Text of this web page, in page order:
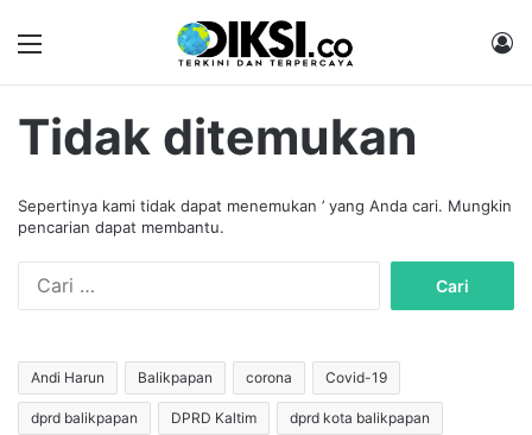
Tidak ditemukan
Sepertinya kami tidak dapat menemukan ’ yang Anda cari. Mungkin
pencarian dapat membantu.
u
n
t
Andi Harun Balikpapan corona Covid-19
dprd balikpapan DPRD Kaltim dprd kota balikpapan